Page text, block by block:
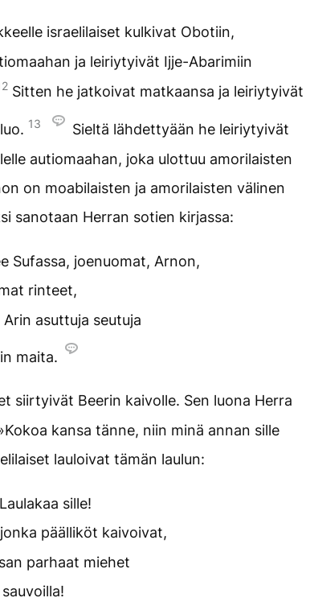
israelilaiset kulkivat Obotiin,
ja leiriytyivät Ijje-Abarimiin
Sitten he jatkoivat matkaansa ja leiriytyivät
13
Sieltä lähdettyään he leiriytyivät
autiomaahan, joka ulottuu amorilaisten
on moabilaisten ja amorilaisten välinen
sanotaan Herran sotien kirjassa:
Sufassa, joenuomat, Arnon,
rinteet,
asuttuja seutuja
maita.
siirtyivät Beerin kaivolle. Sen luona Herra
kansa tänne, niin minä annan sille
lauloivat tämän laulun:
sille!
päälliköt kaivoivat,
parhaat miehet